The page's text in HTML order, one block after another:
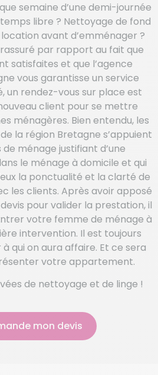
semaine d’une demi-journée
libre ? Nettoyage de fond
avant d’emménager ?
par rapport au fait que
satisfaites et que l’agence
vous garantisse un service
un rendez-vous sur place est
client pour se mettre
ménagères. Bien entendu, les
la région Bretagne s’appuient
ménage justifiant d’une
le ménage à domicile et qui
la ponctualité et la clarté de
les clients. Après avoir apposé
pour valider la prestation, il
votre femme de ménage à
intervention. Il est toujours
qui on aura affaire. Et ce sera
votre appartement.
de nettoyage et de linge !
mon devis